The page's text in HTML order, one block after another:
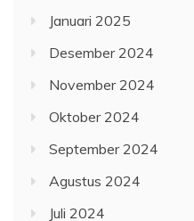
Januari 2025
Desember 2024
November 2024
Oktober 2024
September 2024
Agustus 2024
Juli 2024